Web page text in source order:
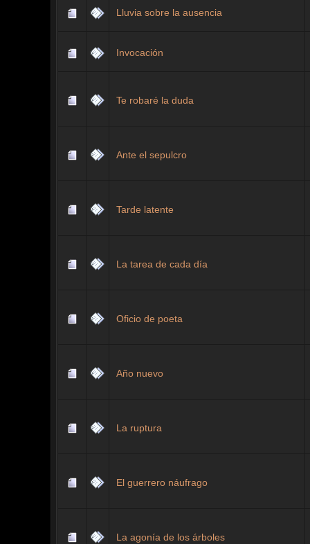
Lluvia sobre la ausencia
Invocación
Te robaré la duda
Ante el sepulcro
Tarde latente
La tarea de cada día
Oficio de poeta
Año nuevo
La ruptura
El guerrero náufrago
La agonía de los árboles